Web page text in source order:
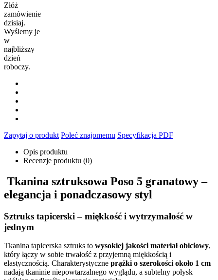
Złóż
zamówienie
dzisiaj.
Wyślemy je
w
najbliższy
dzień
roboczy.
Zapytaj o produkt Poleć znajomemu Specyfikacja PDF
Opis produktu
Recenzje produktu (0)
Tkanina sztruksowa Poso 5 granatowy –
elegancja i ponadczasowy styl
Sztruks tapicerski – miękkość i wytrzymałość w
jednym
Tkanina tapicerska sztruks to wysokiej jakości materiał obiciowy,
który łączy w sobie trwałość z przyjemną miękkością i
elastycznością. Charakterystyczne prążki o szerokości około 1 cm
nadają tkaninie niepowtarzalnego wyglądu, a subtelny połysk